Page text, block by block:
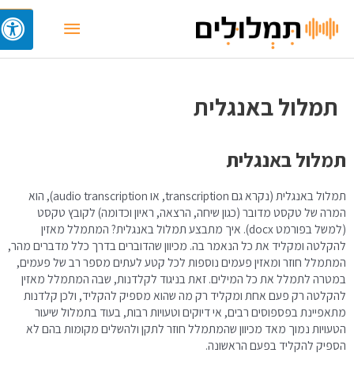
תמלול באנגלית
תמלול באנגלית
תמלול באנגלית (נקרא גם transcription, או audio transcription), הוא
המרה של טקסט מדובר (כגון שיחה, הרצאה, ראיון וכדומה) לקובץ טקסט
(למשל בפורמט docx). איך מתבצע תמלול באנגלית? המתמלל מאזין
להקלטה ומקליד את כל הנאמר בה. מכיוון שהדוברים בדרך כלל מדברים מהר,
המתמלל חוזר ומאזין פעמים נוספות לכל קטע לעתים מספר רב של פעמים,
במטרה לתמלל את כל המילים. זאת בניגוד לקלדנות, שבה המתמלל מאזין
להקלטה רק פעם אחת ומקליד רק מה שהוא מספיק להקליד, ולכן קלדנות
מתאפיינת בפספוסים רבים, אי דיוקים וטעויות רבות, בעוד בתמלול שיעור
הטעויות נמוך מאד מכיוון שהמתמלל חוזר לתקן ולהשלים מקומות בהם לא
הספיק להקליד בפעם הראשונה.